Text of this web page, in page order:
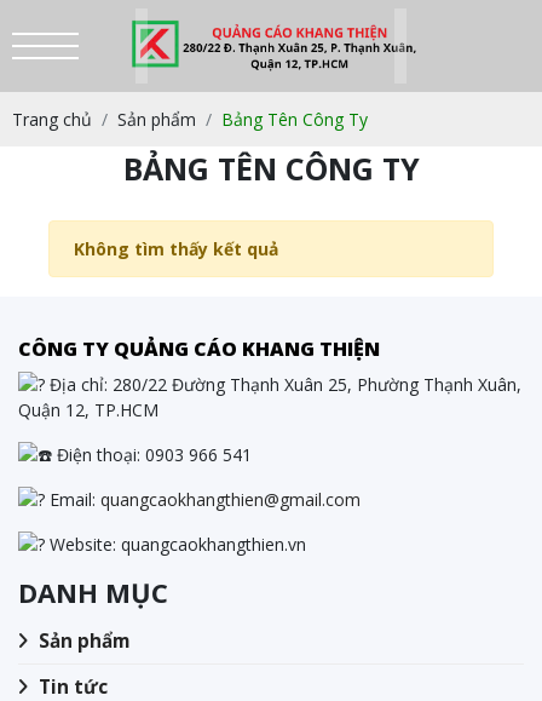
Trang chủ Sản phẩm Bảng Tên Công Ty
BẢNG TÊN CÔNG TY
Không tìm thấy kết quả
CÔNG TY QUẢNG CÁO KHANG THIỆN
Địa chỉ: 280/22 Đường Thạnh Xuân 25, Phường Thạnh Xuân,
Quận 12, TP.HCM
Điện thoại: 0903 966 541
Email: quangcaokhangthien@gmail.com
Website: quangcaokhangthien.vn
DANH MỤC
Sản phẩm
Tin tức